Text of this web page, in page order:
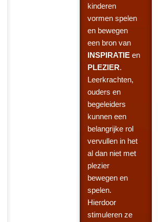
kinderen
vormen spelen
en bewegen
een bron van
INSPIRATIEen
PLEZIER.
Leerkrachten,
ouders en
begeleiders
kunnen een
belangrijke rol
vervullen in het
al dan niet met
plezier
bewegen en
spelen.
Hierdoor
stimuleren ze